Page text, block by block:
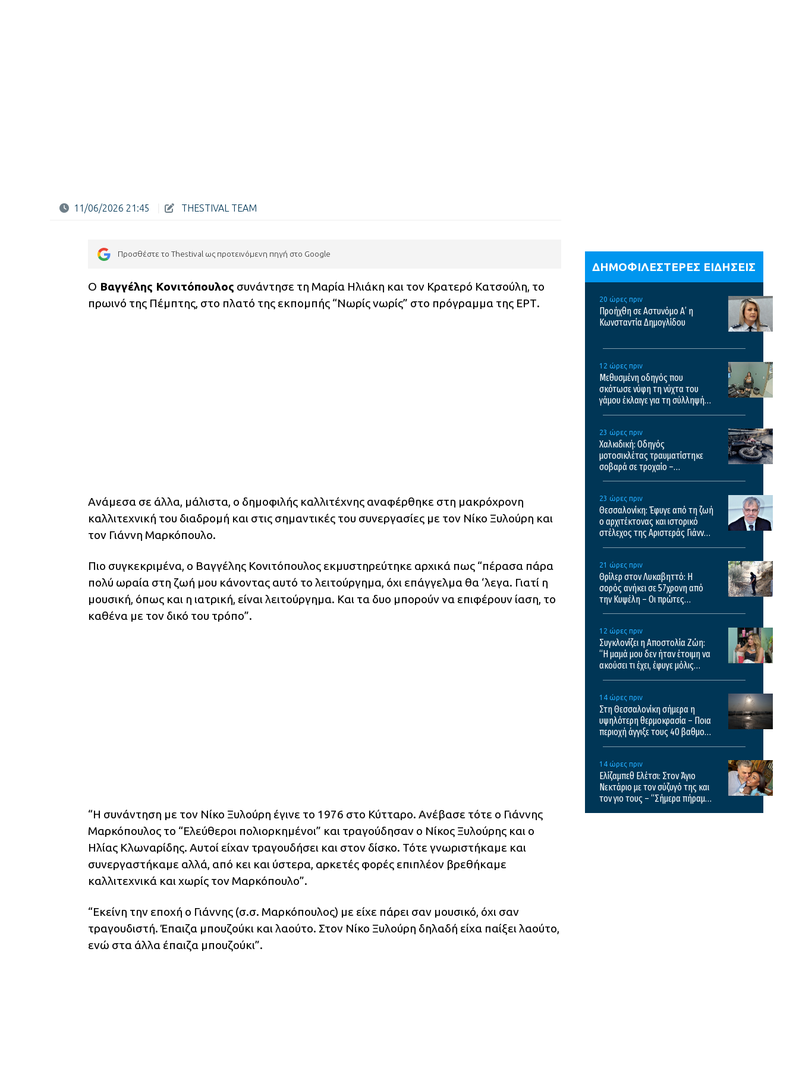
11/06/2026 21:45 THESTIVAL TEAM
Προσθέστε το Thestival ως προτεινόμενη πηγή στο Google
Ο Βαγγέλης Κονιτόπουλος συνάντησε τη Μαρία Ηλιάκη και τον Κρατερό Κατσούλη, το
πρωινό της Πέμπτης, στο πλατό της εκπομπής “Νωρίς νωρίς” στο πρόγραμμα της ΕΡΤ.
Ανάμεσα σε άλλα, μάλιστα, ο δημοφιλής καλλιτέχνης αναφέρθηκε στη μακρόχρονη
καλλιτεχνική του διαδρομή και στις σημαντικές του συνεργασίες με τον Νίκο Ξυλούρη και
τον Γιάννη Μαρκόπουλο.
Πιο συγκεκριμένα, ο Βαγγέλης Κονιτόπουλος εκμυστηρεύτηκε αρχικά πως “πέρασα πάρα
πολύ ωραία στη ζωή μου κάνοντας αυτό το λειτούργημα, όχι επάγγελμα θα ‘λεγα. Γιατί η
μουσική, όπως και η ιατρική, είναι λειτούργημα. Και τα δυο μπορούν να επιφέρουν ίαση, το
καθένα με τον δικό του τρόπο”.
“Η συνάντηση με τον Νίκο Ξυλούρη έγινε το 1976 στο Κύτταρο. Ανέβασε τότε ο Γιάννης
Μαρκόπουλος το “Ελεύθεροι πολιορκημένοι” και τραγούδησαν ο Νίκος Ξυλούρης και ο
Ηλίας Κλωναρίδης. Αυτοί είχαν τραγουδήσει και στον δίσκο. Τότε γνωριστήκαμε και
συνεργαστήκαμε αλλά, από κει και ύστερα, αρκετές φορές επιπλέον βρεθήκαμε
καλλιτεχνικά και χωρίς τον Μαρκόπουλο”.
“Εκείνη την εποχή ο Γιάννης (σ.σ. Μαρκόπουλος) με είχε πάρει σαν μουσικό, όχι σαν
τραγουδιστή. Έπαιζα μπουζούκι και λαούτο. Στον Νίκο Ξυλούρη δηλαδή είχα παίξει λαούτο,
ενώ στα άλλα έπαιζα μπουζούκι”.
ΔΗΜΟΦΙΛΕΣΤΕΡΕΣ ΕΙΔΗΣΕΙΣ
20 ώρες πριν
Προήχθη σε Αστυνόμο Α’ η
Κωνσταντία Δημογλίδου
12 ώρες πριν
Μεθυσμένη οδηγός που
σκότωσε νύφη τη νύχτα του
γάμου έκλαιγε για τη σύλληψή
23 ώρες πριν
Χαλκιδική: Οδηγός
μοτοσικλέτας τραυματίστηκε
σοβαρά σε τροχαίο –
23 ώρες πριν
Θεσσαλονίκη: Έφυγε από τη ζωή
ο αρχιτέκτονας και ιστορικό
στέλεχος της Αριστεράς Γιάννης
21 ώρες πριν
Θρίλερ στον Λυκαβηττό: Η
σορός ανήκει σε 57χρονη από
την Κυψέλη – Οι πρώτες
12 ώρες πριν
Συγκλονίζει η Αποστολία Ζώη:
“Η μαμά μου δεν ήταν έτοιμη να
ακούσει τι έχει, έφυγε μόλις
14 ώρες πριν
Στη Θεσσαλονίκη σήμερα η
υψηλότερη θερμοκρασία – Ποια
περιοχή άγγιξε τους 40 βαθμούς
14 ώρες πριν
Ελίζαμπεθ Ελέτσι: Στον Άγιο
Νεκτάριο με τον σύζυγό της και
τον γιο τους – “Σήμερα πήραμε